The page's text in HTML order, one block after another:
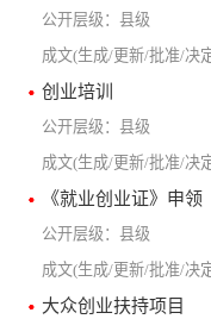
县级
创业培训
县级
《就业创业证》申领
县级
大众创业扶持项目